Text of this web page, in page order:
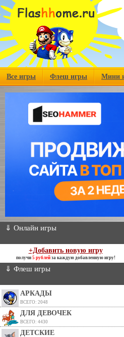
Все игры Флеш игры Мини
⇓ Онлайн игры
+Добавить новую игру
получи 5 рублейза каждую добавленную игру!
⇓ Флеш игры
АРКАДЫ
ВСЕГО: 2048
ДЛЯ ДЕВОЧЕК
ВСЕГО: 4430
ДЕТСКИЕ